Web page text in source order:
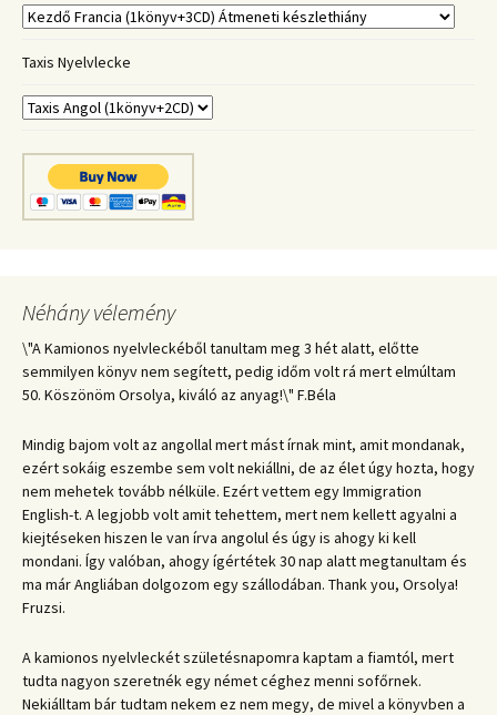
Taxis Nyelvlecke
Néhány vélemény
\"A Kamionos nyelvleckéből tanultam meg 3 hét alatt, előtte
semmilyen könyv nem segített, pedig időm volt rá mert elmúltam
50. Köszönöm Orsolya, kiváló az anyag!\" F.Béla
Mindig bajom volt az angollal mert mást írnak mint, amit mondanak,
ezért sokáig eszembe sem volt nekiállni, de az élet úgy hozta, hogy
nem mehetek tovább nélküle. Ezért vettem egy Immigration
English-t. A legjobb volt amit tehettem, mert nem kellett agyalni a
kiejtéseken hiszen le van írva angolul és úgy is ahogy ki kell
mondani. Így valóban, ahogy ígértétek 30 nap alatt megtanultam és
ma már Angliában dolgozom egy szállodában. Thank you, Orsolya!
Fruzsi.
A kamionos nyelvleckét születésnapomra kaptam a fiamtól, mert
tudta nagyon szeretnék egy német céghez menni sofőrnek.
Nekiálltam bár tudtam nekem ez nem megy, de mivel a könyvben a